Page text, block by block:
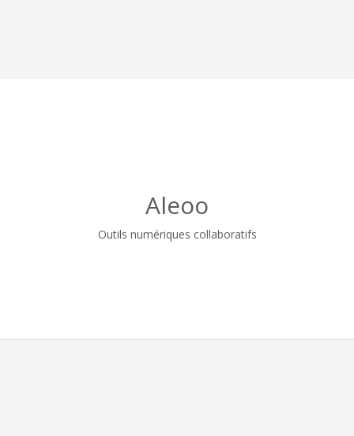
Aleoo
Outils numériques collaboratifs